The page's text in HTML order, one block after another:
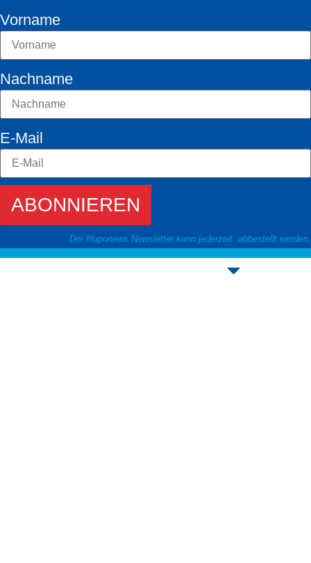
Vorname
Nachname
E-Mail
ABONNIEREN
Der #luponews Newsletter kann jederzeit abbestellt werden.